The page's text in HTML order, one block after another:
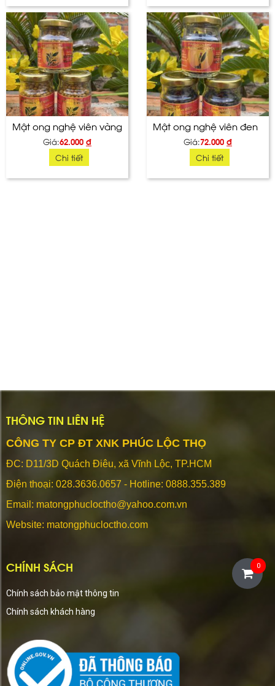
Mật ong nghệ viên vàng
Giá:62.000 đ
Chi tiết
Mật ong nghệ viên đen
Giá:72.000 đ
Chi tiết
THÔNG TIN LIÊN HỆ
CÔNG TY CP ĐT XNK PHÚC LỘC THỌ
ĐC: D11/3D Quách Điêu, xã Vĩnh Lộc, TP.HCM
Điện thoại: 028.3636.0657 - Hotline: 0888.355.389
Email: matongphucloctho@yahoo.com.vn
Website: matongphucloctho.com
CHÍNH SÁCH
Chính sách bảo mật thông tin
Chính sách khách hàng
0